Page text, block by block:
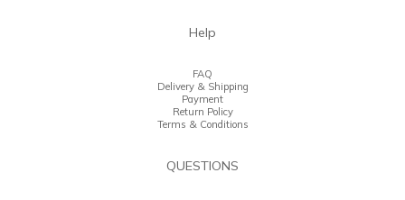
Help
FAQ
Delivery & Shipping
Payment
Return Policy
Terms & Conditions
QUESTIONS